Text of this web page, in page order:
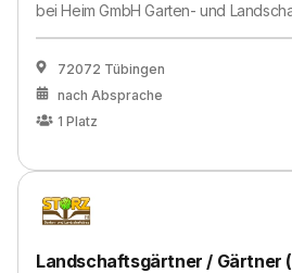
beiHeim GmbH Garten- und
72072 Tübingen
nach Absprache
1 Platz
Landschaftsgärtner / Gärtner